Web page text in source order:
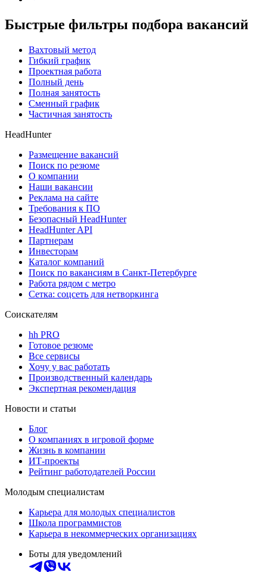
Быстрые фильтры подбора вакансий
Вахтовый метод
Гибкий график
Проектная работа
Полный день
Полная занятость
Сменный график
Частичная занятость
HeadHunter
Размещение вакансий
Поиск по резюме
О компании
Наши вакансии
Реклама на сайте
Требования к ПО
Безопасный HeadHunter
HeadHunter API
Партнерам
Инвесторам
Каталог компаний
Поиск по вакансиям в Санкт-Петербурге
Работа рядом с метро
Сетка: соцсеть для нетворкинга
Соискателям
hh PRO
Готовое резюме
Все сервисы
Хочу у вас работать
Производственный календарь
Экспертная рекомендация
Новости и статьи
Блог
О компаниях в игровой форме
Жизнь в компании
ИТ-проекты
Рейтинг работодателей России
Молодым специалистам
Карьера для молодых специалистов
Школа программистов
Карьера в некоммерческих организациях
Боты для уведомлений